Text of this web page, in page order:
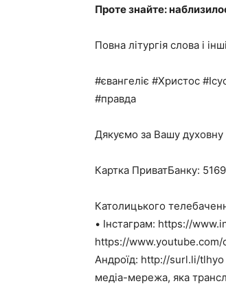
Проте знайте:
Повна літургія слова і
#євангеліє #Христос
#правда
Дякуємо за Вашу
Картка ПриватБанку:
Католицького
• Інстаграм: https://
https://www.youtube.com/
Андроїд: http://surl.li/tlhyo
медіа-мережа, яка